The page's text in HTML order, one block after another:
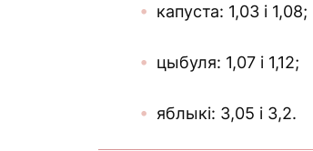
капуста: 1,03 і 1,08;
цыбуля: 1,07 і 1,12;
яблыкі: 3,05 і 3,2.